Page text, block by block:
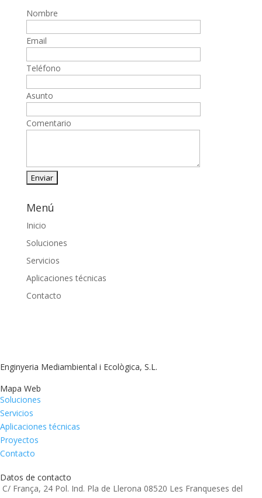
Nombre
Email
Teléfono
Asunto
Comentario
Menú
Inicio
Soluciones
Servicios
Aplicaciones técnicas
Contacto
Enginyeria Mediambiental i Ecològica, S.L.
Mapa Web
Soluciones
Servicios
Aplicaciones técnicas
Proyectos
Contacto
Datos de contacto
C/ França, 24 Pol. Ind. Pla de Llerona 08520 Les Franqueses del